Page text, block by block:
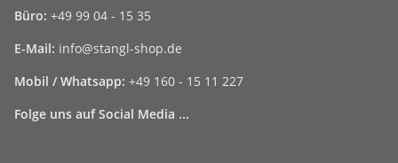
Büro: +49 99 04 - 15 35
E-Mail: info@stangl-shop.de
Mobil / Whatsapp: +49 160 - 15 11 227
Folge uns auf Social Media ...